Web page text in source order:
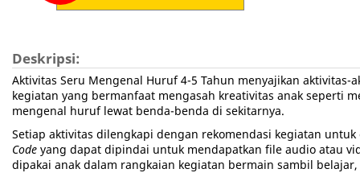
Deskripsi:
Aktivitas Seru Mengenal Huruf 4-5 Tahun menyajikan
kegiatan yang bermanfaat mengasah kreativitas anak seperti
mengenal huruf lewat benda-benda di sekitarnya.
Setiap aktivitas dilengkapi dengan rekomendasi kegiatan
Code yang dapat dipindai untuk mendapatkan file audio atau
dipakai anak dalam rangkaian kegiatan bermain sambil